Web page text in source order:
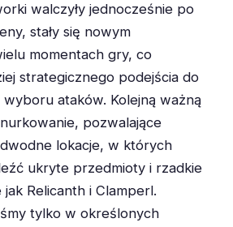
walczyły jednocześnie po
stały się nowym
momentach gry, co
strategicznego podejścia do
wyboru ataków. Kolejną ważną
pozwalające
lokacje, w których
ukryte przedmioty i rzadkie
Relicanth i Clamperl.
tylko w określonych